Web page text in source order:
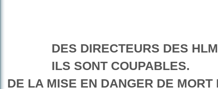
DES DIRECTEURS DES HLM
ILS SONT COUPABLES.
DE LA MISE EN DANGER DE MORT